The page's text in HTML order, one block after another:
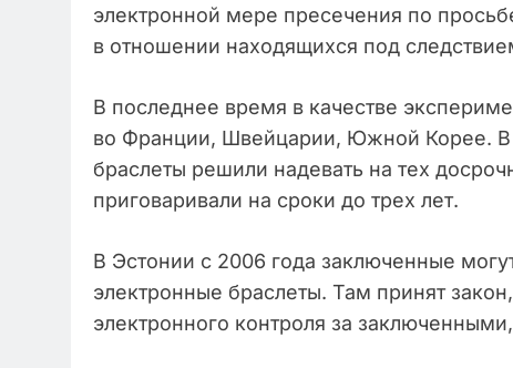
электронной мере пресечения по
в отношении находящихся под
В последнее время в качестве
во Франции, Швейцарии, Южной Корее. В
браслеты решили надевать на тех
приговаривали на сроки до трех лет.
В Эстонии с 2006 года заключенные
электронные браслеты. Там принят
электронного контроля за